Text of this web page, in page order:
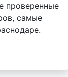
проверенные
самые